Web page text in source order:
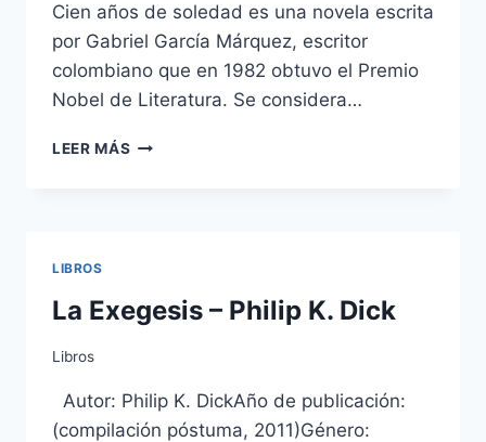
Cien años de soledad es una novela escrita
por Gabriel García Márquez, escritor
colombiano que en 1982 obtuvo el Premio
Nobel de Literatura. Se considera…
LEER MÁS 100
MÁRQUEZ
LIBROS
La Exegesis – Philip K. Dick
Libros
Autor: Philip K. DickAño de publicación:
(compilación póstuma, 2011)Género: